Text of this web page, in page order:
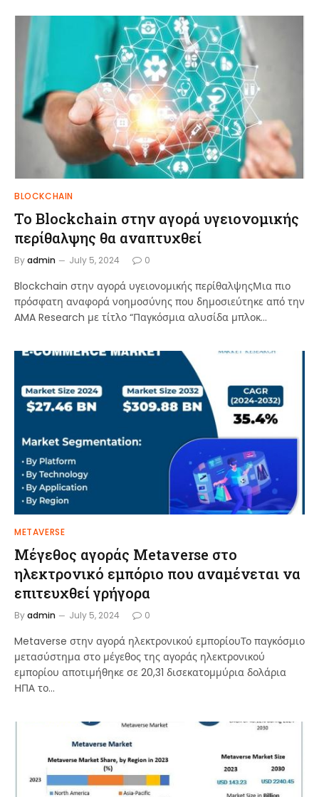
BLOCKCHAIN
Το Blockchain στην αγορά υγειονομικής
περίθαλψης θα αναπτυχθεί
Byadmin July 5, 2024 0
Blockchain στην αγορά υγειονομικής περίθαλψηςΜια πιο
πρόσφατη αναφορά νοημοσύνης που δημοσιεύτηκε από την
AMA Research με τίτλο “Παγκόσμια αλυσίδα μπλοκ…
METAVERSE
Μέγεθος αγοράς Metaverse στο
ηλεκτρονικό εμπόριο που αναμένεται να
επιτευχθεί γρήγορα
Byadmin July 5, 2024 0
Metaverse στην αγορά ηλεκτρονικού εμπορίουΤο παγκόσμιο
μετασύστημα στο μέγεθος της αγοράς ηλεκτρονικού
εμπορίου αποτιμήθηκε σε 20,31 δισεκατομμύρια δολάρια
ΗΠΑ το…